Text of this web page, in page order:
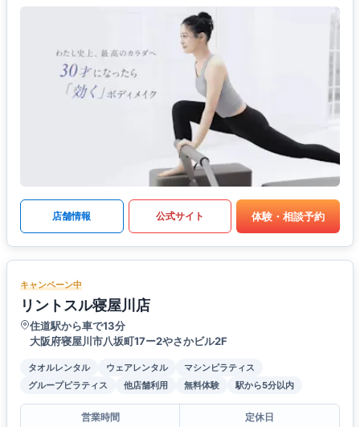
店舗情報 公式サイト 体験・相談予約
キャンペーン中
リントスル寝屋川店
住道駅から車で13分
大阪府寝屋川市八坂町17ー2やさかビル2F
タオルレンタル ウェアレンタル
マシンピラティス
グループピラティス
他店舗利用 無料体験 駅から5分以内
営業時間 定休日